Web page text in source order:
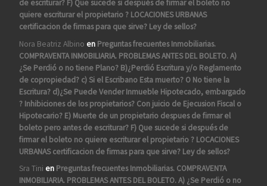
de escriturar? F) Que sucede si después de firmar el boleto no
quiere escriturar el propietario ? LOCACIONES URBANAS
certificacion de firmas para que sirve? Ley de sellos?
Nora Beatriz Albino en Preguntas frecuentes Inmobiliarias.
COMPRAVENTA INMOBILIARIA. PROBLEMAS ANTES DEL BOLETO. A)
¿Se Perdió o no tiene Plano? B)¿Perdió Escritura y/o Reglamento
de copropiedad? c) Si el Escribano Esta muerto? O No tiene la
Escritura? d)¿Se Puede Vender Inmueble Hipotecado, embargado
? Inhibiciones de los propietarios? Con juicio de Ejecusion Fiscal o
Hipotecario? E) Muerte de un propietario despues de firmar el
boleto pero antes de escriturar? F) Que sucede si después de
firmar el boleto no quiere escriturar el propietario ? LOCACIONES
URBANAS certificacion de firmas para que sirve? Ley de sellos?
Sra Tini en Preguntas frecuentes Inmobiliarias. COMPRAVENTA
INMOBILIARIA. PROBLEMAS ANTES DEL BOLETO. A) ¿Se Perdió o no